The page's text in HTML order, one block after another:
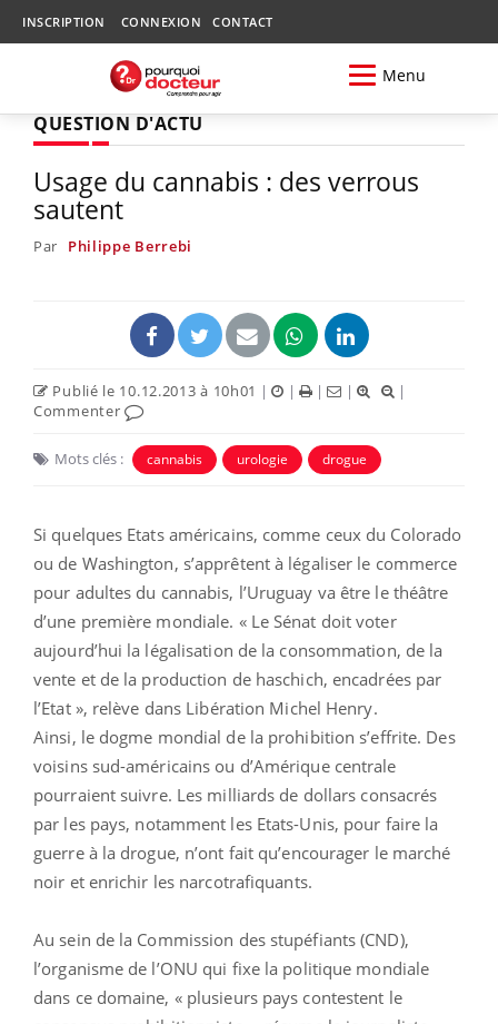
INSCRIPTION CONNEXION CONTACT
Menu
QUESTION D'ACTU
Usage du cannabis : des verrous
sautent
Par Philippe Berrebi
Publié le 10.12.2013 à 10h01 | | | |
|
Commenter
Mots clés : cannabis urologie drogue
Si quelques Etats américains, comme ceux du Colorado
ou de Washington, s’apprêtent à légaliser le commerce
pour adultes du cannabis, l’Uruguay va être le théâtre
d’une première mondiale. « Le Sénat doit voter
aujourd’hui la légalisation de la consommation, de la
vente et de la production de haschich, encadrées par
l’Etat », relève dans Libération Michel Henry.
Ainsi, le dogme mondial de la prohibition s’effrite. Des
voisins sud-américains ou d’Amérique centrale
pourraient suivre. Les milliards de dollars consacrés
par les pays, notamment les Etats-Unis, pour faire la
guerre à la drogue, n’ont fait qu’encourager le marché
noir et enrichir les narcotrafiquants.
Au sein de la Commission des stupéfiants (CND),
l’organisme de l’ONU qui fixe la politique mondiale
dans ce domaine, « plusieurs pays contestent le